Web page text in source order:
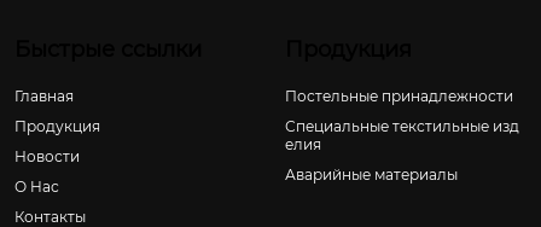
Главная
Продукция
Новости
О Hас
Контакты
Постельные принадлежности
Специальные текстильные изд
елия
Аварийные материалы